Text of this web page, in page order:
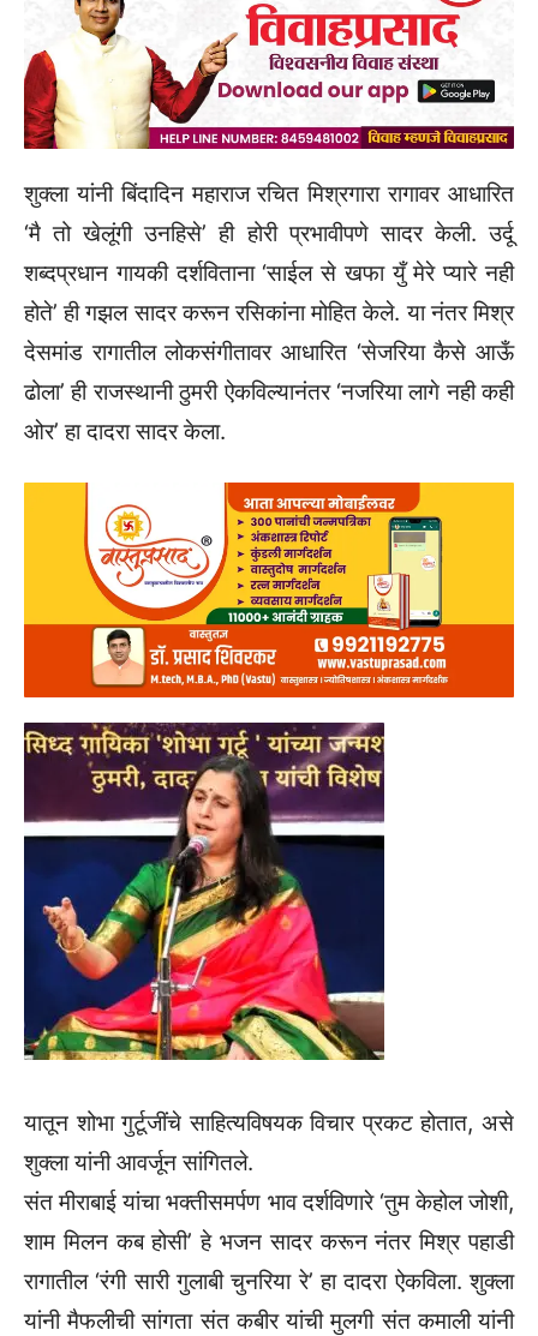
शुक्ला यांनी बिंदादिन महाराज रचित मिश्रगारा रागावर आधारित
‌‘मै तो खेलूंगी उनहिसे‌’ ही होरी प्रभावीपणे सादर केली. उर्दू
शब्दप्रधान गायकी दर्शविताना ‌‘साईल से खफा युँ मेरे प्यारे नही
होते‌’ ही गझल सादर करून रसिकांना मोहित केले. या नंतर मिश्र
देसमांड रागातील लोकसंगीतावर आधारित ‌‘सेजरिया कैसे आऊँ
ढोला‌’ ही राजस्थानी ठुमरी ऐकविल्यानंतर ‌‘नजरिया लागे नही कही
ओर‌’ हा दादरा सादर केला.
यातून शोभा गुर्टूजींचे साहित्यविषयक विचार प्रकट होतात, असे
शुक्ला यांनी आवर्जून सांगितले.
संत मीराबाई यांचा भक्तीसमर्पण भाव दर्शविणारे ‌‘तुम केहोल जोशी,
शाम मिलन कब होसी‌’ हे भजन सादर करून नंतर मिश्र पहाडी
रागातील ‌‘रंगी सारी गुलाबी चुनरिया रे‌’ हा दादरा ऐकविला. शुक्ला
यांनी मैफलीची सांगता संत कबीर यांची मुलगी संत कमाली यांनी